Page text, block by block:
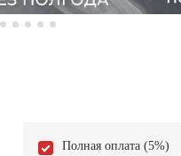
Полная оплата (5%)